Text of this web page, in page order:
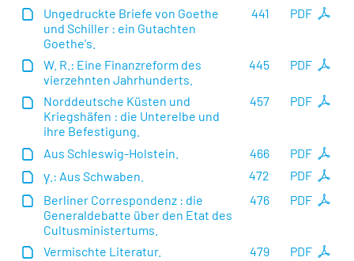
PDF
441
Ungedruckte Briefe von Goethe
und Schiller : ein Gutachten
Goethe's.
PDF
445
W. R.: Eine Finanzreform des
vierzehnten Jahrhunderts.
PDF
457
Norddeutsche Küsten und
Kriegshäfen : die Unterelbe und
ihre Befestigung.
PDF
466
Aus Schleswig-Holstein.
PDF
472
γ.: Aus Schwaben.
PDF
476
Berliner Correspondenz : die
Generaldebatte über den Etat des
Cultusministertums.
PDF
479
Vermischte Literatur.